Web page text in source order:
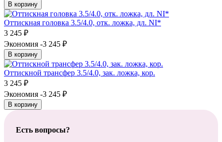
В корзину
Оттискная головка 3.5/4.0, отк. ложка, дл. NI*
3 245 ₽
Экономия -3 245 ₽
В корзину
Оттискной трансфер 3.5/4.0, зак. ложка, кор.
3 245 ₽
Экономия -3 245 ₽
В корзину
Есть вопросы?